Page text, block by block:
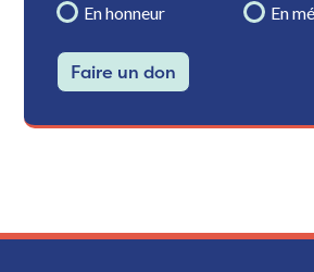
En honneur En
Faire un don